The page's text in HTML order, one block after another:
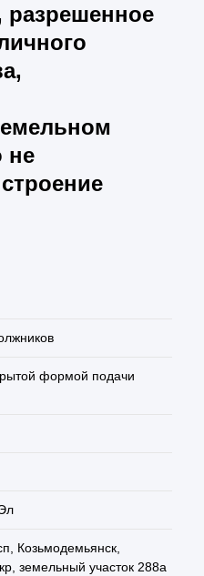
разрешенное
не
формой подачи
Козьмодемьянск,
земельный участок 288а